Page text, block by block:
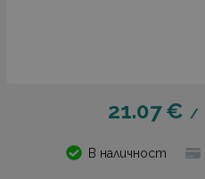
21.07€ /
В наличност